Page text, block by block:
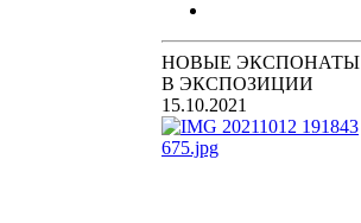
НОВЫЕ ЭКСПОНАТЫ
В ЭКСПОЗИЦИИ
15.10.2021